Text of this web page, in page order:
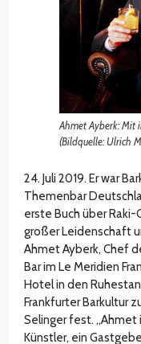
Ahmet Ayberk: Mit
(Bildquelle: Ulrich
24. Juli 2019. Er war
Themenbar
erste Buch über
großer Leidenschaft
Ahmet Ayberk, Chef
Bar im Le Meridien
Hotel in den
Frankfurter Barkultur
Selinger fest. „Ahmet
Künstler, ein